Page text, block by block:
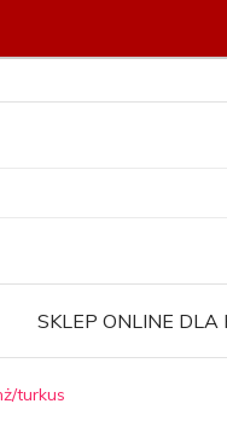
SKLEP ONLINE
turkus